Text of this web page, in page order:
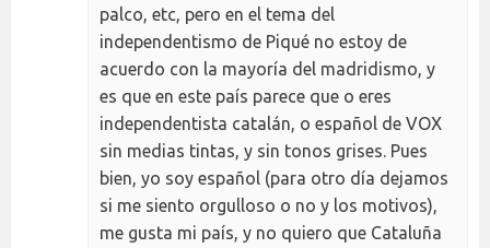
palco, etc, pero en el tema del
independentismo de Piqué no estoy de
acuerdo con la mayoría del madridismo, y
es que en este país parece que o eres
independentista catalán, o español de VOX
sin medias tintas, y sin tonos grises. Pues
bien, yo soy español (para otro día dejamos
si me siento orgulloso o no y los motivos),
me gusta mi país, y no quiero que Cataluña